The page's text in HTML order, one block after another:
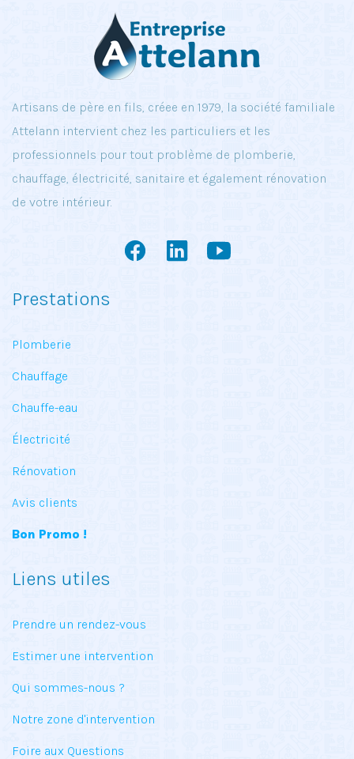
Artisans de père en fils, créee en 1979, la société familiale
Attelann intervient chez les particuliers et les
professionnels pour tout problème de plomberie,
chauffage, électricité, sanitaire et également rénovation
de votre intérieur.
Prestations
Plomberie
Chauffage
Chauffe-eau
Électricité
Rénovation
Avis clients
Bon Promo !
Liens utiles
Prendre un rendez-vous
Estimer une intervention
Qui sommes-nous ?
Notre zone d'intervention
Foire aux Questions